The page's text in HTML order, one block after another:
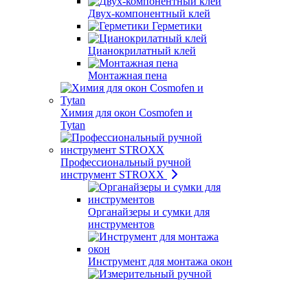
Двух-компонентный клей
Герметики
Цианокрилатный клей
Монтажная пена
Химия для окон Cosmofen и
Tytan
Профессиональный ручной
инструмент STROXX
Органайзеры и сумки для
инструментов
Инструмент для монтажа окон